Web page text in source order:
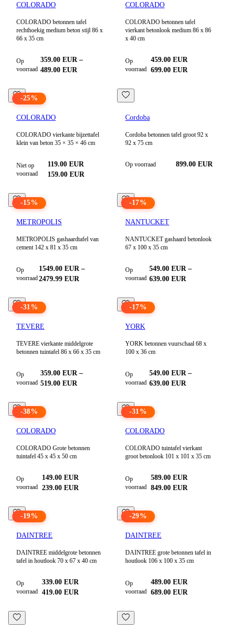
COLORADO
COLORADO betonnen tafel
rechthoekig medium beton stijl 86 x
66 x 35 cm
Op
voorraad
359.00 EUR –
489.00 EUR
COLORADO
COLORADO betonnen tafel
vierkant betonlook medium 86 x 86
x 40 cm
Op
voorraad
459.00 EUR
699.00 EUR
-25%
COLORADO
COLORADO vierkante bijzettafel
klein van beton 35 × 35 × 46 cm
Niet op
voorraad
119.00 EUR
159.00 EUR
Cordoba
Cordoba betonnen tafel groot 92 x
92 x 75 cm
Op voorraad 899.00 EUR
-15%
METROPOLIS
METROPOLIS gashaardtafel van
cement 142 x 81 x 35 cm
Op
voorraad
1549.00 EUR –
2479.99 EUR
-17%
NANTUCKET
NANTUCKET gashaard betonlook
67 x 100 x 35 cm
Op
voorraad
549.00 EUR –
639.00 EUR
-31%
TEVERE
TEVERE vierkante middelgrote
betonnen tuintafel 86 x 66 x 35 cm
Op
voorraad
359.00 EUR –
519.00 EUR
-17%
YORK
YORK betonnen vuurschaal 68 x
100 x 36 cm
Op
voorraad
549.00 EUR –
639.00 EUR
-38%
COLORADO
COLORADO Grote betonnen
tuintafel 45 x 45 x 50 cm
Op
voorraad
149.00 EUR
239.00 EUR
-31%
COLORADO
COLORADO tuintafel vierkant
groot betonlook 101 x 101 x 35 cm
Op
voorraad
589.00 EUR
849.00 EUR
-19%
DAINTREE
DAINTREE middelgrote betonnen
tafel in houtlook 70 x 67 x 40 cm
Op
voorraad
339.00 EUR
419.00 EUR
-29%
DAINTREE
DAINTREE grote betonnen tafel in
houtlook 106 x 100 x 35 cm
Op
voorraad
489.00 EUR
689.00 EUR